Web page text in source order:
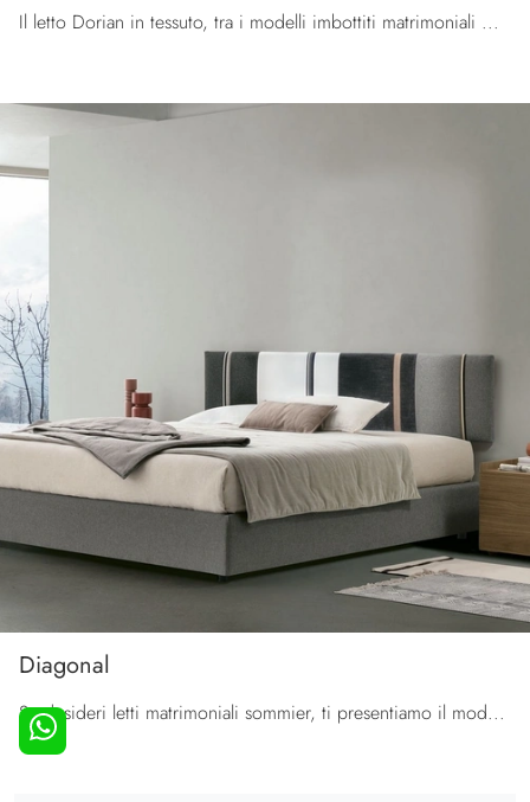
Il letto Dorian in tessuto, tra i modelli imbottiti matrimoniali moderni di Tomasella, è pensato per garantirti il riposo migliore.
Diagonal
Se desideri letti matrimoniali sommier, ti presentiamo il modello Diagonal in tessuto per impreziosire la zona notte.